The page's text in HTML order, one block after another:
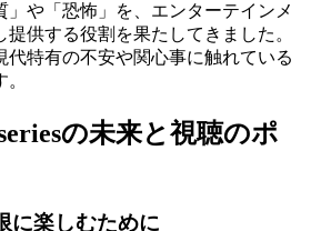
」や「恐怖」を、エンターテインメ
提供する役割を果たしてきました。
代特有の不安や関心事に触れている
の未来と視聴のポ
に楽しむために